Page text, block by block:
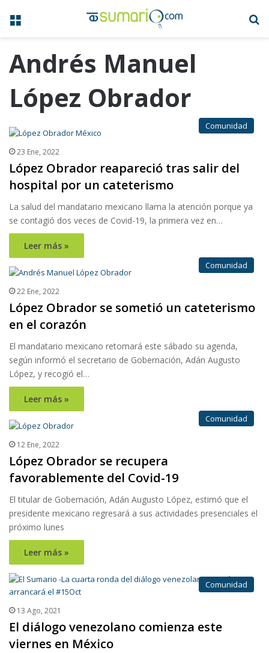
Menú
Andrés Manuel
López Obrador
Comunidad
23 Ene, 2022
López Obrador reapareció tras salir del
hospital por un cateterismo
La salud del mandatario mexicano llama la atención porque ya
se contagió dos veces de Covid-19, la primera vez en…
Leer más »
Comunidad
22 Ene, 2022
López Obrador se sometió un cateterismo
en el corazón
El mandatario mexicano retomará este sábado su agenda,
según informó el secretario de Gobernación, Adán Augusto
López, y recogió el…
Leer más »
Comunidad
12 Ene, 2022
López Obrador se recupera
favorablemente del Covid-19
El titular de Gobernación, Adán Augusto López, estimó que el
presidente mexicano regresará a sus actividades presenciales el
próximo lunes
Leer más »
Comunidad
13 Ago, 2021
El diálogo venezolano comienza este
viernes en México